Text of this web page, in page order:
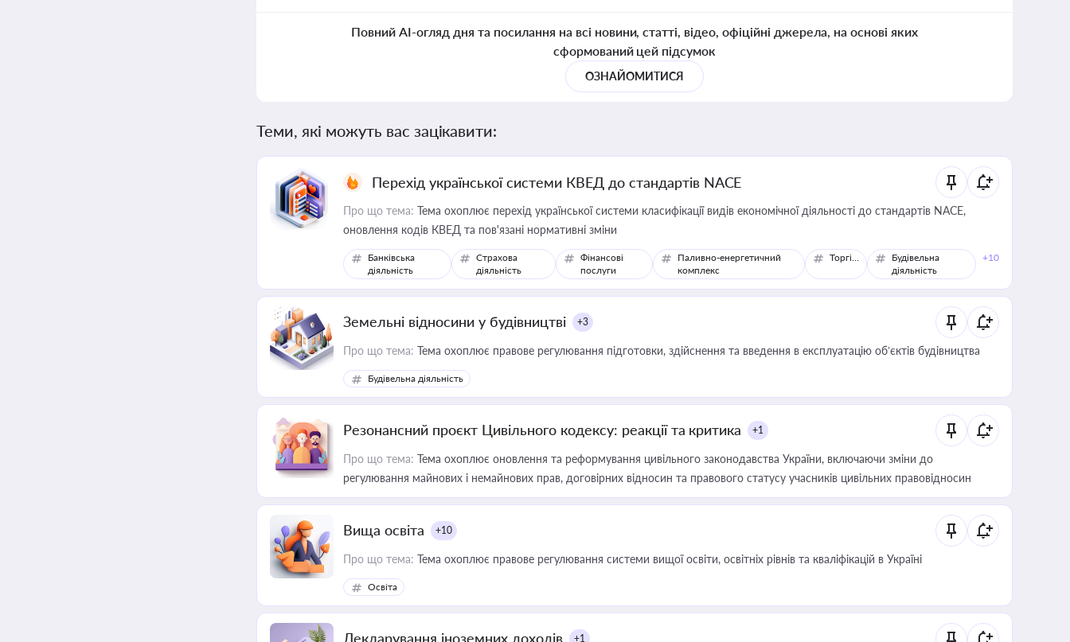
Повний AI-огляд дня та посилання на всі новини, статті, відео, офіційні джерела, на основі яких
сформований цей підсумок
ОЗНАЙОМИТИСЯ
Теми, які можуть вас зацікавити:
Перехід української системи КВЕД до стандартів NACE
Про що тема: Тема охоплює перехід української системи класифікації видів економічної діяльності до стандартів NACE,
оновлення кодів КВЕД та пов'язані нормативні зміни
Банківська
діяльність
Страхова
діяльність
Фінансові
послуги
Паливно-енергетичний
комплекс
Торгівля
Будівельна
діяльність
+10
Земельні відносини у будівництві +3
Про що тема: Тема охоплює правове регулювання підготовки, здійснення та введення в експлуатацію об’єктів будівництва
Будівельна діяльність
Резонансний проєкт Цивільного кодексу: реакції та критика +1
Про що тема: Тема охоплює оновлення та реформування цивільного законодавства України, включаючи зміни до
регулювання майнових і немайнових прав, договірних відносин та правового статусу учасників цивільних правовідносин
Вища освіта +10
Про що тема: Тема охоплює правове регулювання системи вищої освіти, освітніх рівнів та кваліфікацій в Україні
Освіта
Декларування іноземних доходів +1